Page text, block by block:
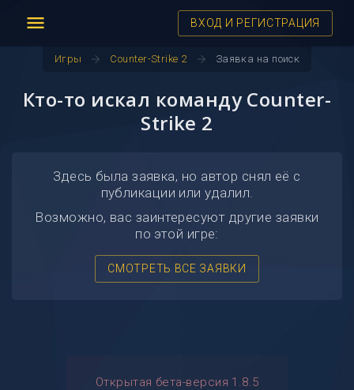
menu ВХОД И РЕГИСТРАЦИЯ
Игры arrow_forward Counter-Strike 2 arrow_forward Заявка на поиск
Кто-то искал команду Counter-
Strike 2
Здесь была заявка, но автор снял её с
публикации или удалил.
Возможно, вас заинтересуют другие заявки
по этой игре:
СМОТРЕТЬ ВСЕ ЗАЯВКИ
Открытая бета-версия 1.8.5